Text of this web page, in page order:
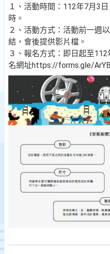
１、活動時間：112年7月3
時。
２、活動方式：活動前一週
結，會後提供影片檔。
３、報名方式：即日起至
名網址https://forms.gle/